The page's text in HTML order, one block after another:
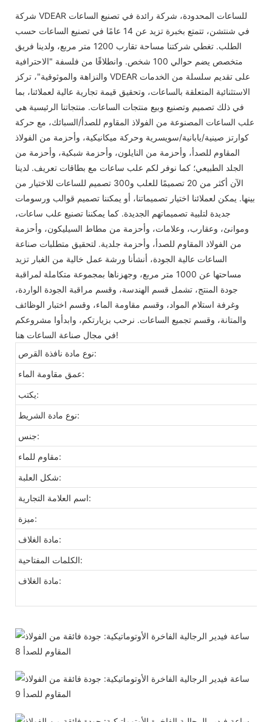
شركة VDEAR للساعات المحدودة، شركة رائدة في تصنيع الساعات
في شنتشن، تتمتع بخبرة تزيد عن 14 عامًا في تصنيع الساعات حسب
الطلب. تغطي شركتنا مساحة تقارب 1200 متر مربع، ولدينا فريق
متخصص يضم حوالي 100 شخص. وانطلاقًا من فلسفة "الاحترافية
والنزاهة والموثوقية"، تركز VDEAR على تقديم سلسلة من الخدمات
الاستثنائية المتعلقة بالساعات، وتحقيق قيمة تجارية عالية لعملائنا، بما
في ذلك تصميم وتصنيع وبيع منتجات الساعات. منتجاتنا الرئيسية هي
علب الساعات المصنوعة من الفولاذ المقاوم للصدأ/السبائك، مع حركة
كوارتز صينية/يابانية/سويسرية وحركة ميكانيكية، وأحزمة من الفولاذ
المقاوم للصدأ، وأحزمة من النايلون، وأحزمة شبكية، وأحزمة من
الجلد الطبيعي؛ كما نوفر لكم علب ساعات مع بطاقات تعريف. لدينا
الآن أكثر من 20 تصميمًا للعلب و300 تصميم للساعات للاختيار من
بينها. يمكن لعملائنا اختيار تصميماتنا، أو يمكننا تصميم قوالب ورسومات
جديدة لتلبية تصميماتهم الجديدة. كما يمكننا تصنيع علب ساعات،
وموانئ، وعقارب، وعلامات، وأحزمة من مطاط السيليكون، وأحزمة
من الفولاذ المقاوم للصدأ، وأحزمة جلدية. لتحقيق متطلبات صناعة
الساعات عالية الجودة، أنشأنا ورشة عمل خالية من الغبار تزيد
مساحتها عن 1000 متر مربع، وجهزناها بمجموعة متكاملة لمراقبة
جودة المنتج، تشمل قسم الهندسة، وقسم مراقبة الجودة الواردة،
وغرفة استلام المواد، وقسم مقاومة الماء، وقسم اختبار الوظائف
والمتانة، وقسم تجميع الساعات. نرحب بزيارتكم، وابدأوا مشروعكم
في مجال صناعة الساعات هنا!
نوع مادة نافذة القرص:
عمق مقاومة الماء:
يكتب:
نوع مادة الشريط:
جنس:
مقاوم للماء:
شكل العلبة:
اسم العلامة التجارية:
ميزة:
مادة الغلاف:
الكلمات المفتاحية:
مادة الغلاف: